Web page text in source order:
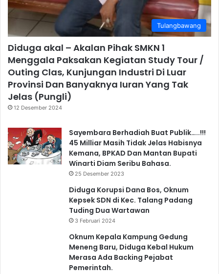
Tulangbawang
Diduga akal – Akalan Pihak SMKN 1
Menggala Paksakan Kegiatan Study Tour /
Outing Clas, Kunjungan Industri Di Luar
Provinsi Dan Banyaknya Iuran Yang Tak
Jelas (Pungli)
12 Desember 2024
Sayembara Berhadiah Buat Publik…..!!!
45 Milliar Masih Tidak Jelas Habisnya
Kemana, BPKAD Dan Mantan Bupati
Winarti Diam Seribu Bahasa.
25 Desember 2023
Diduga Korupsi Dana Bos, Oknum
Kepsek SDN di Kec. Talang Padang
Tuding Dua Wartawan
3 Februari 2024
Oknum Kepala Kampung Gedung
Meneng Baru, Diduga Kebal Hukum
Merasa Ada Backing Pejabat
Pemerintah.